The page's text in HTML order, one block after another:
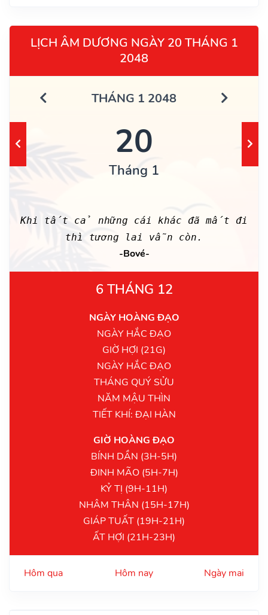
LỊCH ÂM DƯƠNG NGÀY 20 THÁNG 1
2048
THÁNG 1 2048
20
Tháng 1
Khi tất cả những cái khác đã mất đi
thì tương lai vẫn còn.
-Bové-
6 THÁNG 12
NGÀY HOÀNG ĐẠO
NGÀY HẮC ĐẠO
GIỜ HỢI (21G)
NGÀY HẮC ĐẠO
THÁNG QUÝ SỬU
NĂM MẬU THÌN
TIẾT KHÍ: ĐẠI HÀN
GIỜ HOÀNG ĐẠO
BÍNH DẦN (3H-5H)
ĐINH MÃO (5H-7H)
KỶ TỊ (9H-11H)
NHÂM THÂN (15H-17H)
GIÁP TUẤT (19H-21H)
ẤT HỢI (21H-23H)
Hôm qua Hôm nay Ngày mai